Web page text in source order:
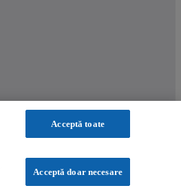
Acceptă toate
Acceptă doar necesare